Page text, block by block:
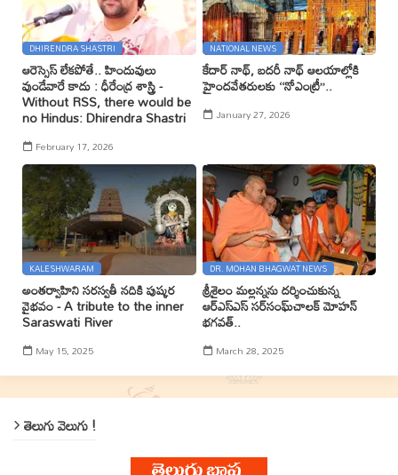
DHIRENDRA SHASTRI
ఆరెస్సెస్ లేకపోతే.. హిందువులు
వుండేవారే కాదు : ధీరేంద్ర శాస్త్రి -
Without RSS, there would be
no Hindus: Dhirendra Shastri
February 17, 2026
NATIONAL NEWS
కేదార్ నాథ్, బదరీ నాథ్ ఆలయాల్లోకి
హైందవేతరులకు ‘‘నోఎంట్రీ’’..
January 27, 2026
KALESHWARAM
అంతర్వాహిని సరస్వతీ నదికి పుష్కర
వైభవం - A tribute to the inner
Saraswati River
May 15, 2025
DR. MOHAN BHAGWAT NEWS
శ్రీశైలం మల్లన్నను దర్శించుకున్న
ఆర్ఎస్ఎస్ సర్‌సంఘ్‌చాలక్ మోహన్
భగవత్..
March 28, 2025
తెలుగు వెలుగు !